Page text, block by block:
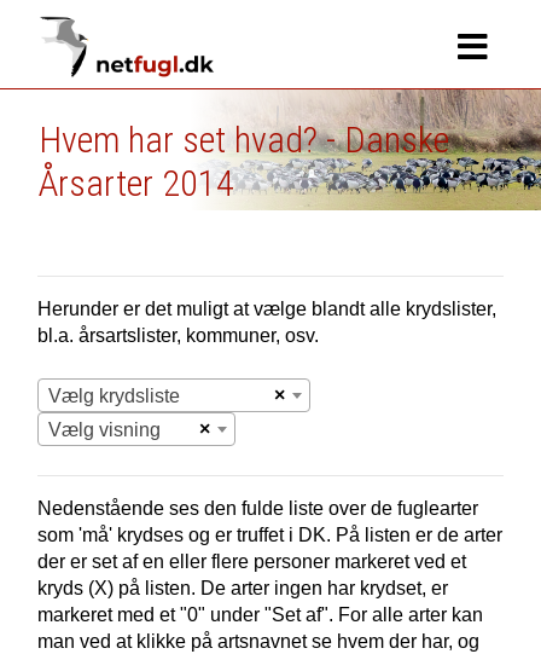
Hvem har set hvad? - Danske
Årsarter 2014
Herunder er det muligt at vælge blandt alle krydslister,
bl.a. årsartslister, kommuner, osv.
×
Vælg krydsliste
×
Vælg visning
Nedenstående ses den fulde liste over de fuglearter
som 'må' krydses og er truffet i DK. På listen er de arter
der er set af en eller flere personer markeret ved et
kryds (X) på listen. De arter ingen har krydset, er
markeret med et "0" under "Set af". For alle arter kan
man ved at klikke på artsnavnet se hvem der har, og